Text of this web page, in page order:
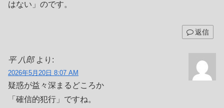
はない」のです。
返信
平 八郎 より:
2026年5月20日 8:07 AM
疑惑が益々深まるどころか
「確信的犯行」ですね。